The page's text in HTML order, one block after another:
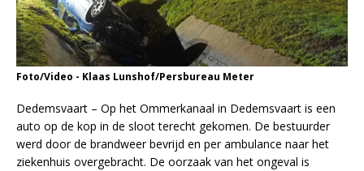
Foto/Video - Klaas Lunshof/Persbureau Meter
Dedemsvaart – Op het Ommerkanaal in Dedemsvaart is een
auto op de kop in de sloot terecht gekomen. De bestuurder
werd door de brandweer bevrijd en per ambulance naar het
ziekenhuis overgebracht. De oorzaak van het ongeval is